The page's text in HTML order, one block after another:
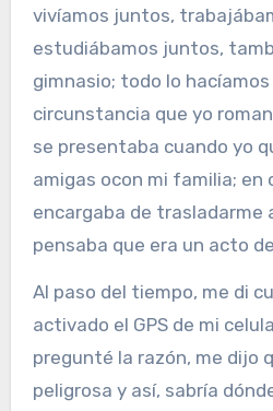
vivíamos juntos,
estudiábamos juntos,
gimnasio; todo lo
circunstancia que yo
se presentaba cuando yo
amigas ocon mi familia; en
encargaba de trasladarme
pensaba que era un acto
Al paso del tiempo, me di
activado el GPS de mi
pregunté la razón, me dijo
peligrosa y así, sabría